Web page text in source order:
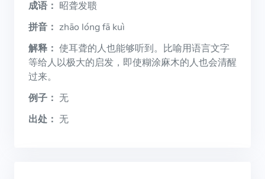
成语： 昭聋发聩
拼音： zhāo lóng fā kuì
解释： 使耳聋的人也能够听到。比喻用语言文字
等给人以极大的启发，即使糊涂麻木的人也会清醒
过来。
例子： 无
出处： 无